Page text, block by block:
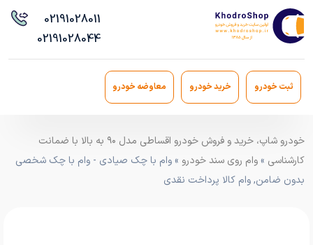
02191028011
02191028044
ثبت خودرو خرید خودرو معاوضه خودرو
خودرو شاپ، خرید و فروش خودرو اقساطی مدل ۹۰ به بالا با ضمانت
کارشناسی »وام روی سند خودرو » وام با چک صیادی - وام با چک شخصی
بدون ضامن, وام کالا پرداخت نقدی